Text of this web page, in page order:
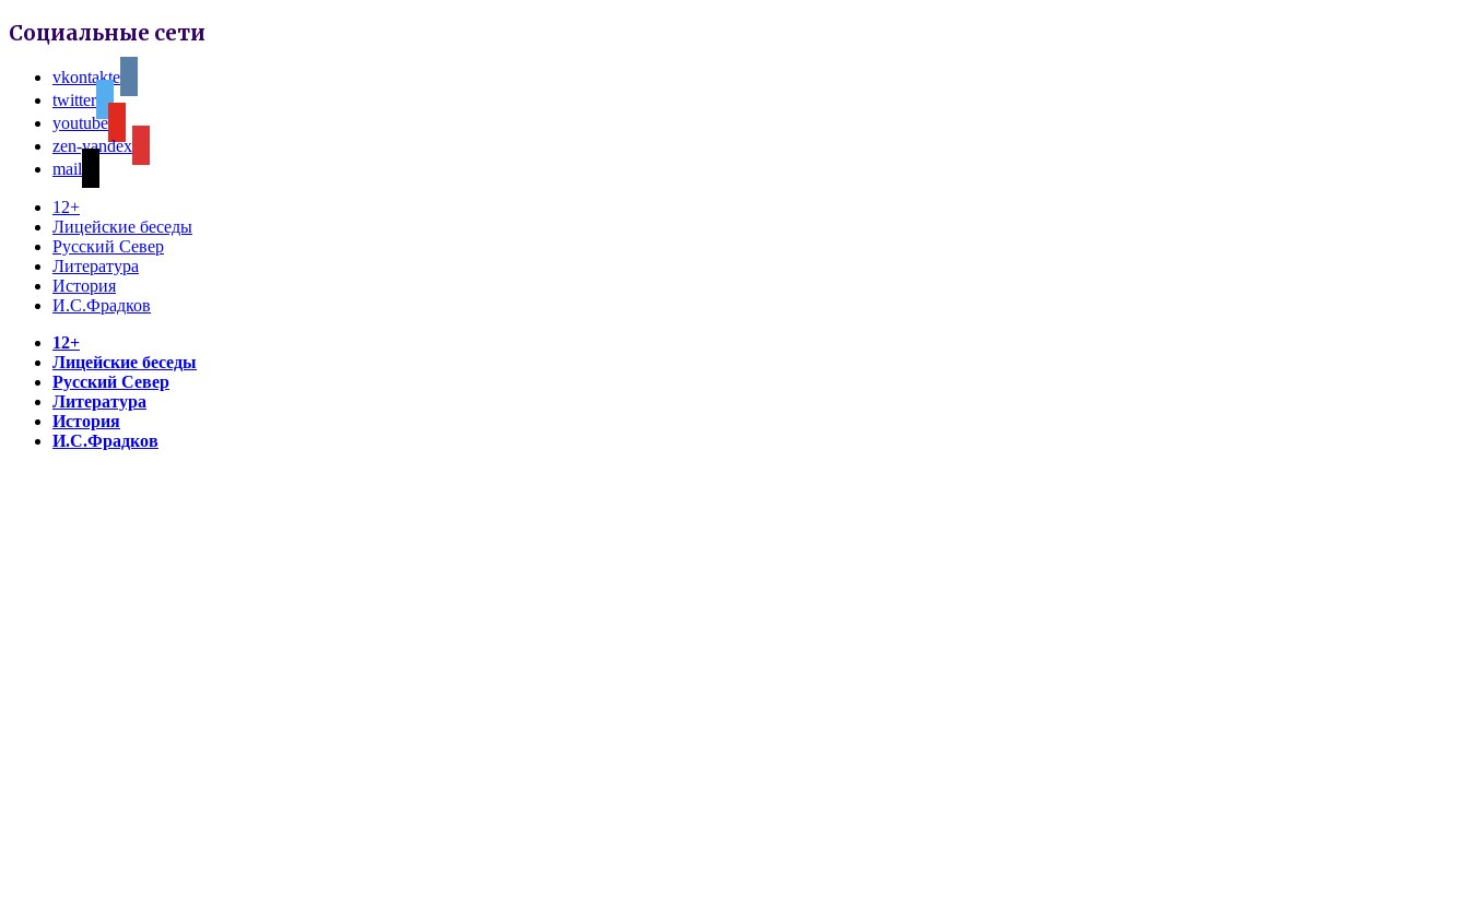
Социальные сети
vkontakte
twitter
youtube
zen-yandex
mail
12+
Лицейские беседы
Русский Север
Литература
История
И.С.Фрадков
12+
Лицейские беседы
Русский Север
Литература
История
И.С.Фрадков